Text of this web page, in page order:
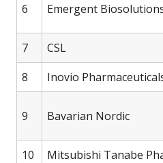
6 Emergent
7 CSL
8
Inovio
9 Bavarian Nordic
10 Mitsubishi Tanabe